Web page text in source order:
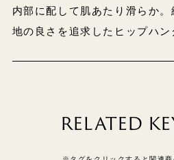
内部に配して肌あたり滑らか
地の良さを追求したヒップハン
RELATED